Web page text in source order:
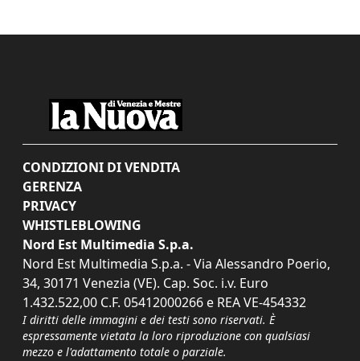
CONDIZIONI DI VENDITA
GERENZA
PRIVACY
WHISTLEBLOWING
Nord Est Multimedia S.p.a.
Nord Est Multimedia S.p.a. - Via Alessandro Poerio,
34, 30171 Venezia (VE). Cap. Soc. i.v. Euro
1.432.522,00 C.F. 05412000266 e REA VE-454332
I diritti delle immagini e dei testi sono riservati. È
espressamente vietata la loro riproduzione con qualsiasi
mezzo e l'adattamento totale o parziale.